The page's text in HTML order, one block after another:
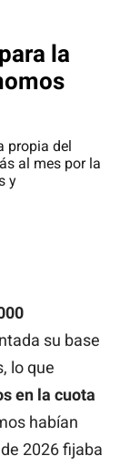
la
propia del
al mes por la
y
su base
lo que
en la cuota
habían
2026 fijaba